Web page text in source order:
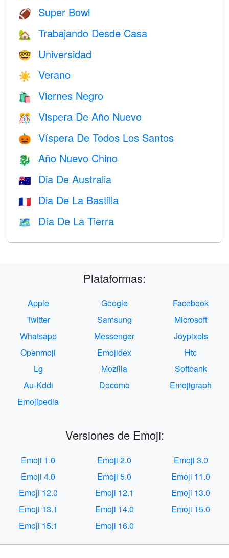
🏈 Super Bowl
🏡 Trabajando Desde Casa
🤓 Universidad
☀️ Verano
🛍 Viernes Negro
🎊 Vispera De Año Nuevo
🎃 Víspera De Todos Los Santos
🐉 Año Nuevo Chino
🇦🇺 Dia De Australia
🇫🇷 Dia De La Bastilla
🗺️ Día De La Tierra
Plataformas:
Apple Google
Facebook
Twitter
Samsung
Microsoft
Whatsapp
Messenger
Joypixels
Openmoji
Emojidex
Htc
Lg
Mozilla
Softbank
Au-Kddi
Docomo
Emojigraph
Emojipedia
Versiones de Emoji:
Emoji 1.0 Emoji 2.0
Emoji 3.0
Emoji 4.0
Emoji 5.0
Emoji 11.0
Emoji 12.0
Emoji 12.1
Emoji 13.0
Emoji 13.1
Emoji 14.0
Emoji 15.0
Emoji 15.1
Emoji 16.0